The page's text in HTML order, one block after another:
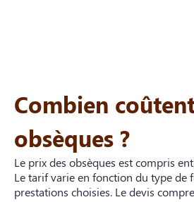
Combien
obsèques ?
Le prix des obsèques est compris
Le tarif varie en fonction du type de
prestations choisies. Le devis